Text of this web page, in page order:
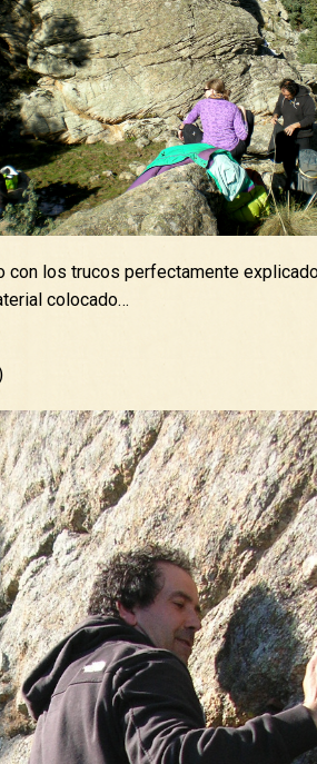
con los trucos perfectamente
colocado…